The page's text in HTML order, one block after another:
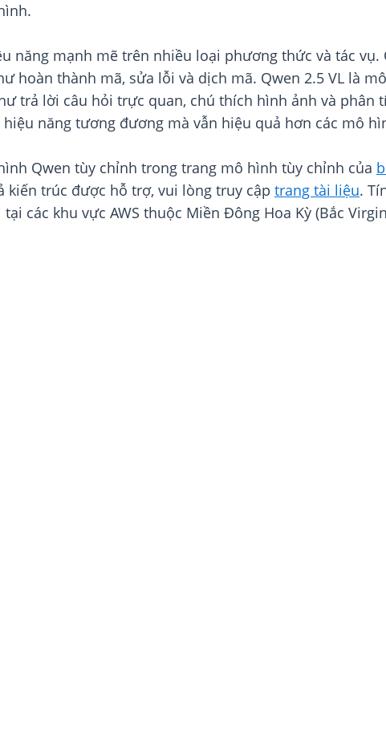
năng mạnh mẽ trên nhiều loại phương thức và tác
hoàn thành mã, sửa lỗi và dịch mã. Qwen 2.5 VL là
trả lời câu hỏi trực quan, chú thích hình ảnh và phân
năng tương đương mà vẫn hiệu quả hơn các mô
Qwen tùy chỉnh trong trang mô hình tùy chỉnh của
kiến trúc được hỗ trợ, vui lòng truy cập trang tài liệu.
các khu vực AWS thuộc Miền Đông Hoa Kỳ (Bắc